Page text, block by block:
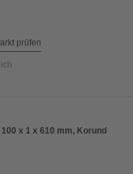
prüfen
x 1 x 610 mm, Korund